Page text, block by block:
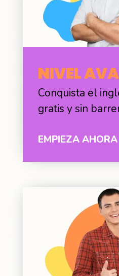
NIVEL
Conquista el
gratis y sin
EMPIEZA AHORA